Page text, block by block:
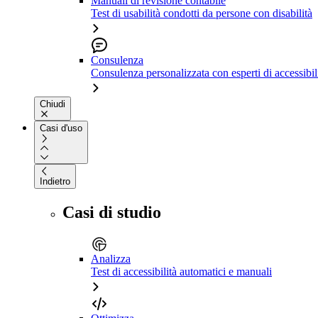
Test di usabilità condotti da persone con disabilità
Consulenza
Consulenza personalizzata con esperti di
Chiudi
Casi d'uso
Indietro
Casi di studio
Analizza
Test di accessibilità automatici e manuali